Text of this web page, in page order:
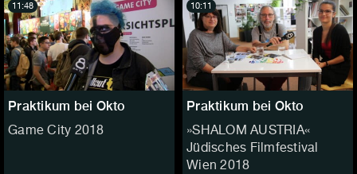
Praktikum bei Okto
Game City 2018
11:48
Praktikum bei Okto
»SHALOM AUSTRIA«
Jüdisches Filmfestival
Wien 2018
10:11